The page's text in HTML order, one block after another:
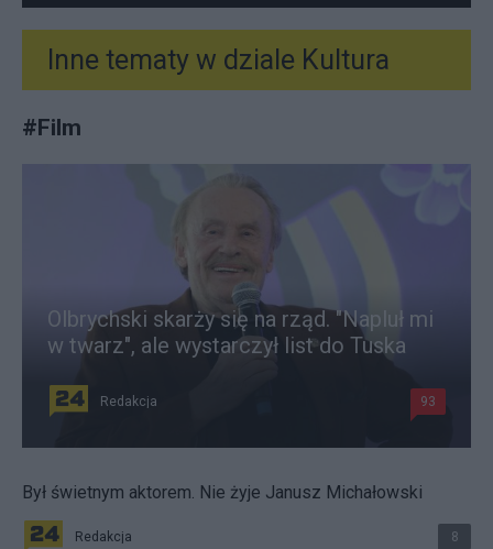
Inne tematy w dziale Kultura
#Film
Olbrychski skarży się na rząd. "Napluł mi
w twarz", ale wystarczył list do Tuska
Redakcja 93
Był świetnym aktorem. Nie żyje Janusz Michałowski
Redakcja 8